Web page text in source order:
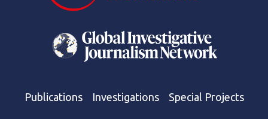
Publications Investigations Special Projects